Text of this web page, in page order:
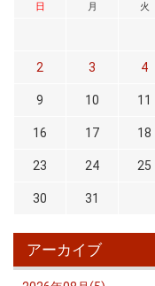
日 月 火
2 3 4
9 10 11
16 17 18
23 24 25
30 31
アーカイブ